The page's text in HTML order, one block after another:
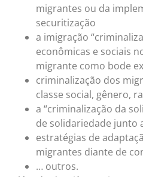
migrantes ou da
securitização
a imigração
econômicas e sociais
migrante como bode
criminalização dos
classe social, gênero,
a “criminalização da
de solidariedade junto
estratégias de
migrantes diante de
… outros.